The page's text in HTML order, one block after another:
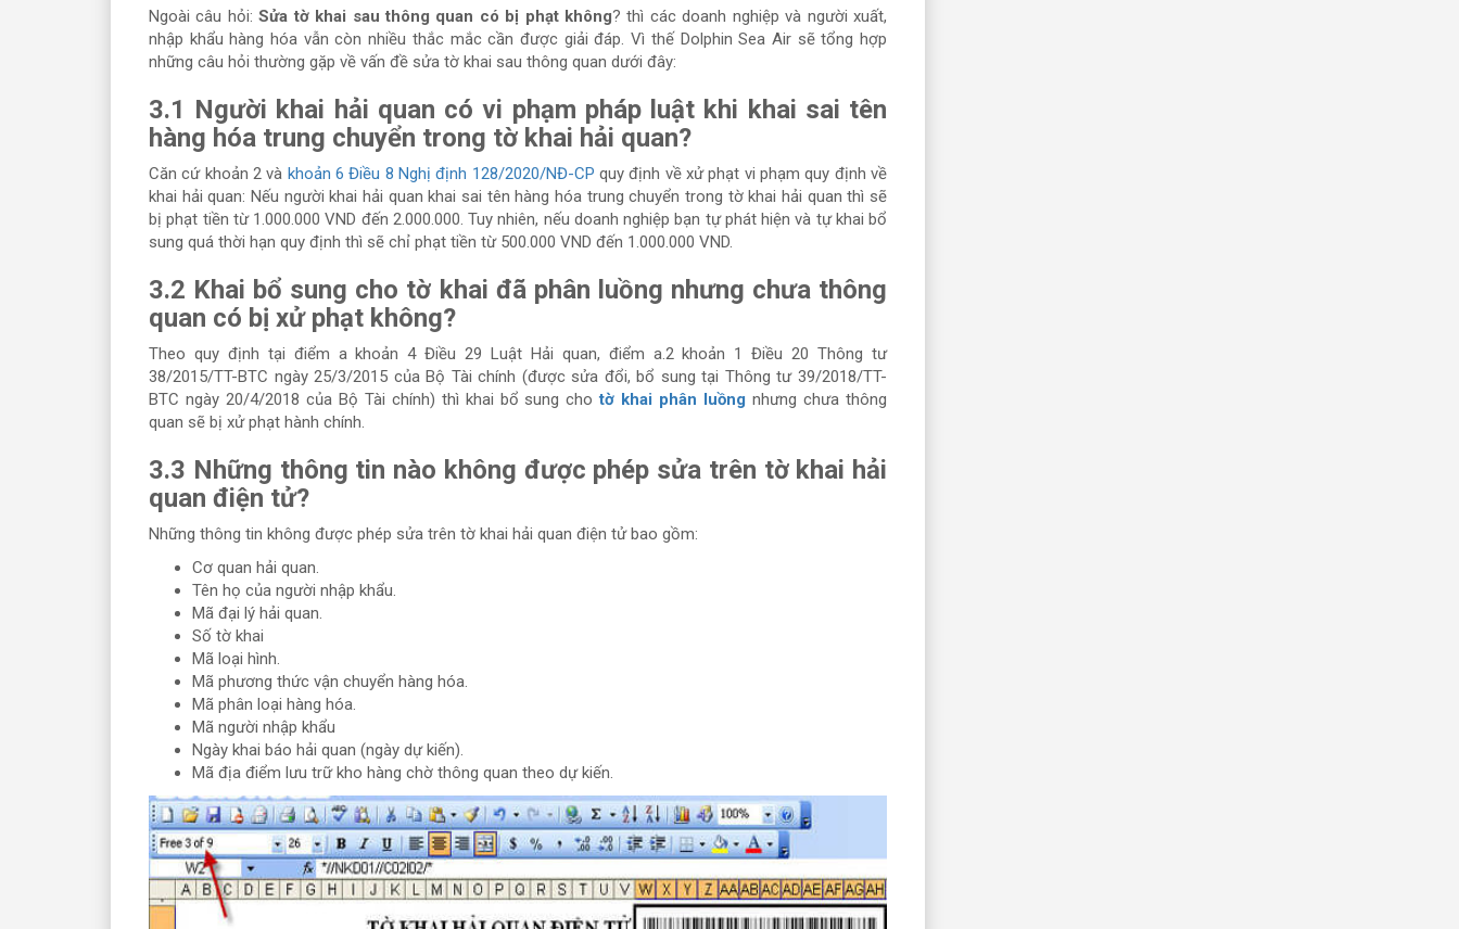
Ngoài câu hỏi:Sửa tờ khai sau thông quan có bị phạt không? thì các doanh nghiệp và người xuất,
nhập khẩu hàng hóa vẫn còn nhiều thắc mắc cần được giải đáp. Vì thế Dolphin Sea Air sẽ tổng hợp
những câu hỏi thường gặp về vấn đề sửa tờ khai sau thông quan dưới đây:
3.1 Người khai hải quan có vi phạm pháp luật khi khai sai tên
hàng hóa trung chuyển trong tờ khai hải quan?
Căn cứ khoản 2 và khoản 6 Điều 8 Nghị định 128/2020/NĐ-CP quy định về xử phạt vi phạm quy định về
khai hải quan: Nếu người khai hải quan khai sai tên hàng hóa trung chuyển trong tờ khai hải quan thì sẽ
bị phạt tiền từ 1.000.000 VND đến 2.000.000. Tuy nhiên, nếu doanh nghiệp bạn tự phát hiện và tự khai bổ
sung quá thời hạn quy định thì sẽ chỉ phạt tiền từ 500.000 VND đến 1.000.000 VND.
3.2 Khai bổ sung cho tờ khai đã phân luồng nhưng chưa thông
quan có bị xử phạt không?
Theo quy định tại điểm a khoản 4 Điều 29 Luật Hải quan, điểm a.2 khoản 1 Điều 20 Thông tư
38/2015/TT-BTC ngày 25/3/2015 của Bộ Tài chính (được sửa đổi, bổ sung tại Thông tư 39/2018/TT-
BTC ngày 20/4/2018 của Bộ Tài chính) thì khai bổ sung chotờ khai phân luồng nhưng chưa thông
quan sẽ bị xử phạt hành chính.
3.3 Những thông tin nào không được phép sửa trên tờ khai hải
quan điện tử?
Những thông tin không được phép sửa trên tờ khai hải quan điện tử bao gồm:
Cơ quan hải quan.
Tên họ của người nhập khẩu.
Mã đại lý hải quan.
Số tờ khai
Mã loại hình.
Mã phương thức vận chuyển hàng hóa.
Mã phân loại hàng hóa.
Mã người nhập khẩu
Ngày khai báo hải quan (ngày dự kiến).
Mã địa điểm lưu trữ kho hàng chờ thông quan theo dự kiến.